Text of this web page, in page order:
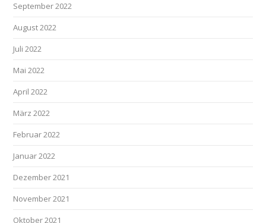
September 2022
August 2022
Juli 2022
Mai 2022
April 2022
März 2022
Februar 2022
Januar 2022
Dezember 2021
November 2021
Oktober 2021